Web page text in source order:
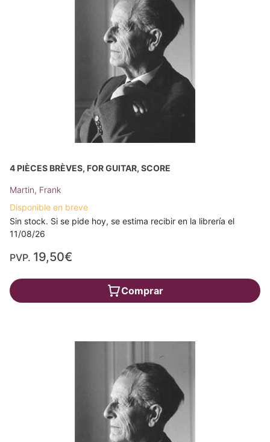
4 PIÈCES BRÈVES, FOR GUITAR, SCORE
Martin, Frank
Disponible en breve
Sin stock. Si se pide hoy, se estima recibir en la librería el
11/08/26
PVP. 19,50€
Comprar